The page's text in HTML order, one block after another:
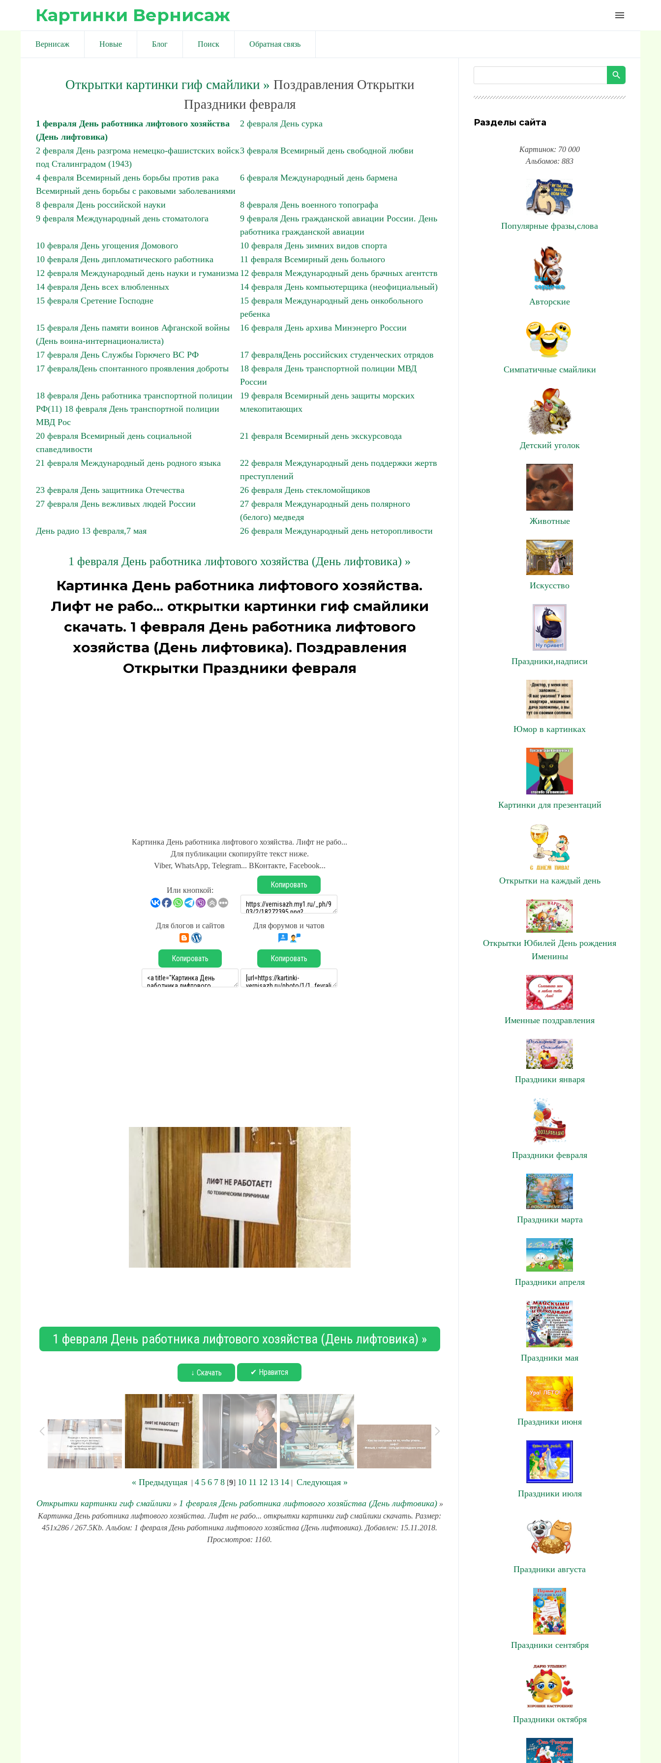
Картинки Вернисаж menu
Вернисаж Новые Блог Поиск Обратная связь
Открытки картинки гиф смайлики» Поздравления Открытки
Праздники февраля
1 февраля День работника лифтового хозяйства
(День лифтовика)
2 февраля День сурка
2 февраля День разгрома немецко-фашистcких войск
под Сталинградом (1943)
3 февраля Всемирный день свободной любви
4 февраля Всемирный день борьбы против рака
Всемирный день борьбы с раковыми заболеваниями
6 февраля Международный день бармена
8 февраля День российской науки
8 февраля День военного топографа
9 февраля Международный день стоматолога
9 февраля День гражданской авиации России. День
работника гражданской авиации
10 февраля День угощения Домового
10 февраля День зимних видов спорта
10 февраля День дипломатического работника
11 февраля Всемирный день больного
12 февраля Международный день науки и гуманизма 12 февраля Международный день брачных агентств
14 февраля День всех влюбленных
14 февраля День компьютерщика (неофициальный)
15 февраля Сретение Господне
15 февраля Международный день онкобольного
ребенка
15 февраля День памяти воинов Афганской войны
(День воина-интернационалиста)
16 февраля День архива Минэнерго России
17 февраля День Службы Горючего ВС РФ
17 февраляДень российских студенческих отрядов
17 февраляДень спонтанного проявления доброты
18 февраля День транспортной полиции МВД
России
18 февраля День работника транспортной полиции
РФ(11) 18 февраля День транспортной полиции
МВД Рос
19 февраля Всемирный день защиты морских
млекопитающих
20 февраля Всемирный день социальной
спаведливости
21 февраля Всемирный день экскурсовода
21 февраля Международный день родного языка
22 февраля Международный день поддержки жертв
преступлений
23 февраля День защитника Отечества
26 февраля День стекломойщиков
27 февраля День вежливых людей России
27 февраля Международный день полярного
(белого) медведя
День радио 13 февраля,7 мая
26 февраля Международный день неторопливости
1 февраля День работника лифтового хозяйства (День лифтовика) »
Картинка День работника лифтового хозяйства.
Лифт не рабо... открытки картинки гиф смайлики
скачать. 1 февраля День работника лифтового
хозяйства (День лифтовика). Поздравления
Открытки Праздники февраля
Картинка День работника лифтового хозяйства. Лифт не рабо...
Для публикации скопируйте текст ниже.
Viber, WhatsApp, Telegram... ВКонтакте, Facebook...
Или кнопкой:
Копировать
Для блогов и сайтов Для форумов и чатов
Копировать Копировать
1 февраля День работника лифтового хозяйства (День лифтовика) »
↓ Скачать ✔ Нравится
« Предыдущая| 4 5 6 7 8[9] 10 11 12 13 14| Следующая »
Открытки картинки гиф смайлики» 1 февраля День работника лифтового хозяйства (День лифтовика)»
Картинка День работника лифтового хозяйства. Лифт не рабо... открытки картинки гиф смайлики скачать. Размер:
451x286 / 267.5Kb. Альбом: 1 февраля День работника лифтового хозяйства (День лифтовика). Добавлен: 15.11.2018.
Просмотров: 1160.
Разделы сайта
Картинок: 70 000
Альбомов: 883
Популярные фразы,слова
Авторские
Симпатичные смайлики
Детский уголок
Животные
Искусство
Праздники,надписи
Юмор в картинках
Картинки для презентаций
Открытки на каждый день
Открытки Юбилей День рождения
Именины
Именные поздравления
Праздники января
Праздники февраля
Праздники марта
Праздники апреля
Праздники мая
Праздники июня
Праздники июля
Праздники августа
Праздники сентября
Праздники октября